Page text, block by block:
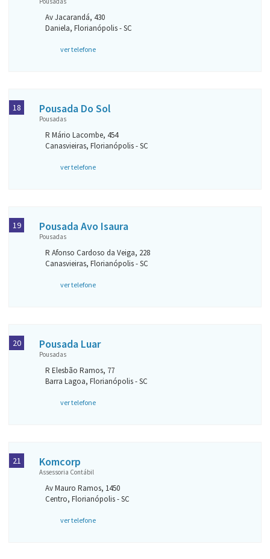
Av Jacarandá, 430
Daniela, Florianópolis - SC
ver telefone
Pousada Do Sol
Pousadas
R Mário Lacombe, 454
Canasvieiras, Florianópolis - SC
ver telefone
18
Pousada Avo Isaura
Pousadas
R Afonso Cardoso da Veiga, 228
Canasvieiras, Florianópolis - SC
ver telefone
19
Pousada Luar
Pousadas
R Elesbão Ramos, 77
Barra Lagoa, Florianópolis - SC
ver telefone
20
Komcorp
Assessoria Contábil
Av Mauro Ramos, 1450
Centro, Florianópolis - SC
ver telefone
21